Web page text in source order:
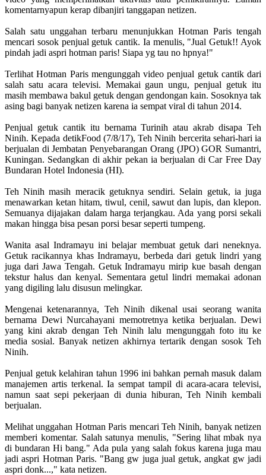
komentarnyapun kerap dibanjiri tanggapan netizen.
Salah satu unggahan terbaru menunjukkan Hotman Paris tengah
mencari sosok penjual getuk cantik. Ia menulis, "Jual Getuk!! Ayok
pindah jadi aspri hotman paris! Siapa yg tau no hpnya!"
Terlihat Hotman Paris mengunggah video penjual getuk cantik dari
salah satu acara televisi. Memakai gaun ungu, penjual getuk itu
masih membawa bakul getuk dengan gendongan kain. Sosoknya tak
asing bagi banyak netizen karena ia sempat viral di tahun 2014.
Penjual getuk cantik itu bernama Turinih atau akrab disapa Teh
Ninih. Kepada detikFood (7/8/17), Teh Ninih bercerita sehari-hari ia
berjualan di Jembatan Penyebarangan Orang (JPO) GOR Sumantri,
Kuningan. Sedangkan di akhir pekan ia berjualan di Car Free Day
Bundaran Hotel Indonesia (HI).
Teh Ninih masih meracik getuknya sendiri. Selain getuk, ia juga
menawarkan ketan hitam, tiwul, cenil, sawut dan lupis, dan klepon.
Semuanya dijajakan dalam harga terjangkau. Ada yang porsi sekali
makan hingga bisa pesan porsi besar seperti tumpeng.
Wanita asal Indramayu ini belajar membuat getuk dari neneknya.
Getuk racikannya khas Indramayu, berbeda dari getuk lindri yang
juga dari Jawa Tengah. Getuk Indramayu mirip kue basah dengan
tekstur halus dan kenyal. Sementara getul lindri memakai adonan
yang digiling lalu disusun melingkar.
Mengenai ketenarannya, Teh Ninih dikenal usai seorang wanita
bernama Dewi Nurcahayani memotretnya ketika berjualan. Dewi
yang kini akrab dengan Teh Ninih lalu mengunggah foto itu ke
media sosial. Banyak netizen akhirnya tertarik dengan sosok Teh
Ninih.
Penjual getuk kelahiran tahun 1996 ini bahkan pernah masuk dalam
manajemen artis terkenal. Ia sempat tampil di acara-acara televisi,
namun saat sepi pekerjaan di dunia hiburan, Teh Ninih kembali
berjualan.
Melihat unggahan Hotman Paris mencari Teh Ninih, banyak netizen
memberi komentar. Salah satunya menulis, "Sering lihat mbak nya
di bundaran Hi bang." Ada pula yang salah fokus karena juga mau
jadi aspri Hotman Paris. "Bang gw juga jual getuk, angkat gw jadi
aspri donk...," kata netizen.